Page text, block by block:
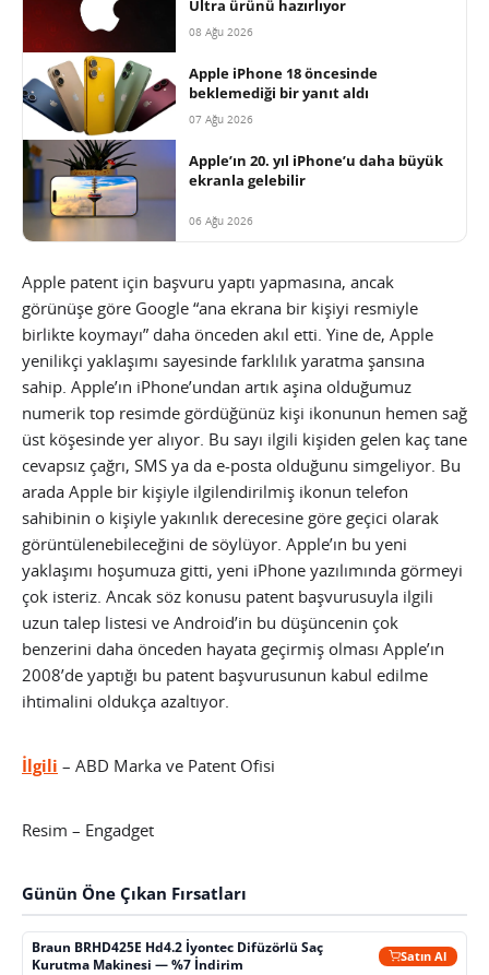
Ultra ürünü hazırlıyor
08 Ağu 2026
Apple iPhone 18 öncesinde
beklemediği bir yanıt aldı
07 Ağu 2026
Apple’ın 20. yıl iPhone’u daha büyük
ekranla gelebilir
06 Ağu 2026
Apple patent için başvuru yaptı yapmasına, ancak
görünüşe göre Google “ana ekrana bir kişiyi resmiyle
birlikte koymayı” daha önceden akıl etti. Yine de, Apple
yenilikçi yaklaşımı sayesinde farklılık yaratma şansına
sahip. Apple’ın iPhone’undan artık aşina olduğumuz
numerik top resimde gördüğünüz kişi ikonunun hemen sağ
üst köşesinde yer alıyor. Bu sayı ilgili kişiden gelen kaç tane
cevapsız çağrı, SMS ya da e-posta olduğunu simgeliyor. Bu
arada Apple bir kişiyle ilgilendirilmiş ikonun telefon
sahibinin o kişiyle yakınlık derecesine göre geçici olarak
görüntülenebileceğini de söylüyor. Apple’ın bu yeni
yaklaşımı hoşumuza gitti, yeni iPhone yazılımında görmeyi
çok isteriz. Ancak söz konusu patent başvurusuyla ilgili
uzun talep listesi ve Android’in bu düşüncenin çok
benzerini daha önceden hayata geçirmiş olması Apple’ın
2008’de yaptığı bu patent başvurusunun kabul edilme
ihtimalini oldukça azaltıyor.
İlgili – ABD Marka ve Patent Ofisi
Resim – Engadget
Günün Öne Çıkan Fırsatları
Braun BRHD425E Hd4.2 İyontec Difüzörlü Saç
Kurutma Makinesi — %7 İndirim
Satın Al